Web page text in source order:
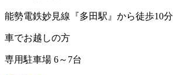
能勢電鉄妙見線『多田駅』から徒歩10分
車でお越しの方
専用駐車場 6～7台